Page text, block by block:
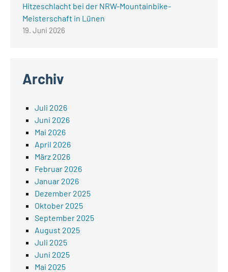
Hitzeschlacht bei der NRW-Mountainbike-
Meisterschaft in Lünen
19. Juni 2026
Archiv
Juli 2026
Juni 2026
Mai 2026
April 2026
März 2026
Februar 2026
Januar 2026
Dezember 2025
Oktober 2025
September 2025
August 2025
Juli 2025
Juni 2025
Mai 2025